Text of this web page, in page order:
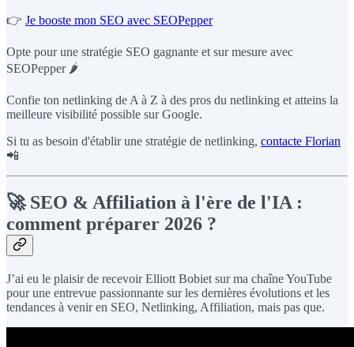
👉 Je booste mon SEO avec SEOPepper
Opte pour une stratégie SEO gagnante et sur mesure avec
SEOPepper 🌶️
Confie ton netlinking de A à Z à des pros du netlinking et atteins la
meilleure visibilité possible sur Google.
Si tu as besoin d'établir une stratégie de netlinking, contacte Florian
📲
🚀 SEO & Affiliation à l'ère de l'IA :
comment préparer 2026 ?
J’ai eu le plaisir de recevoir Elliott Bobiet sur ma chaîne YouTube
pour une entrevue passionnante sur les dernières évolutions et les
tendances à venir en SEO, Netlinking, Affiliation, mais pas que.